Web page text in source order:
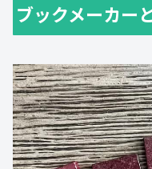
ブックメーカー